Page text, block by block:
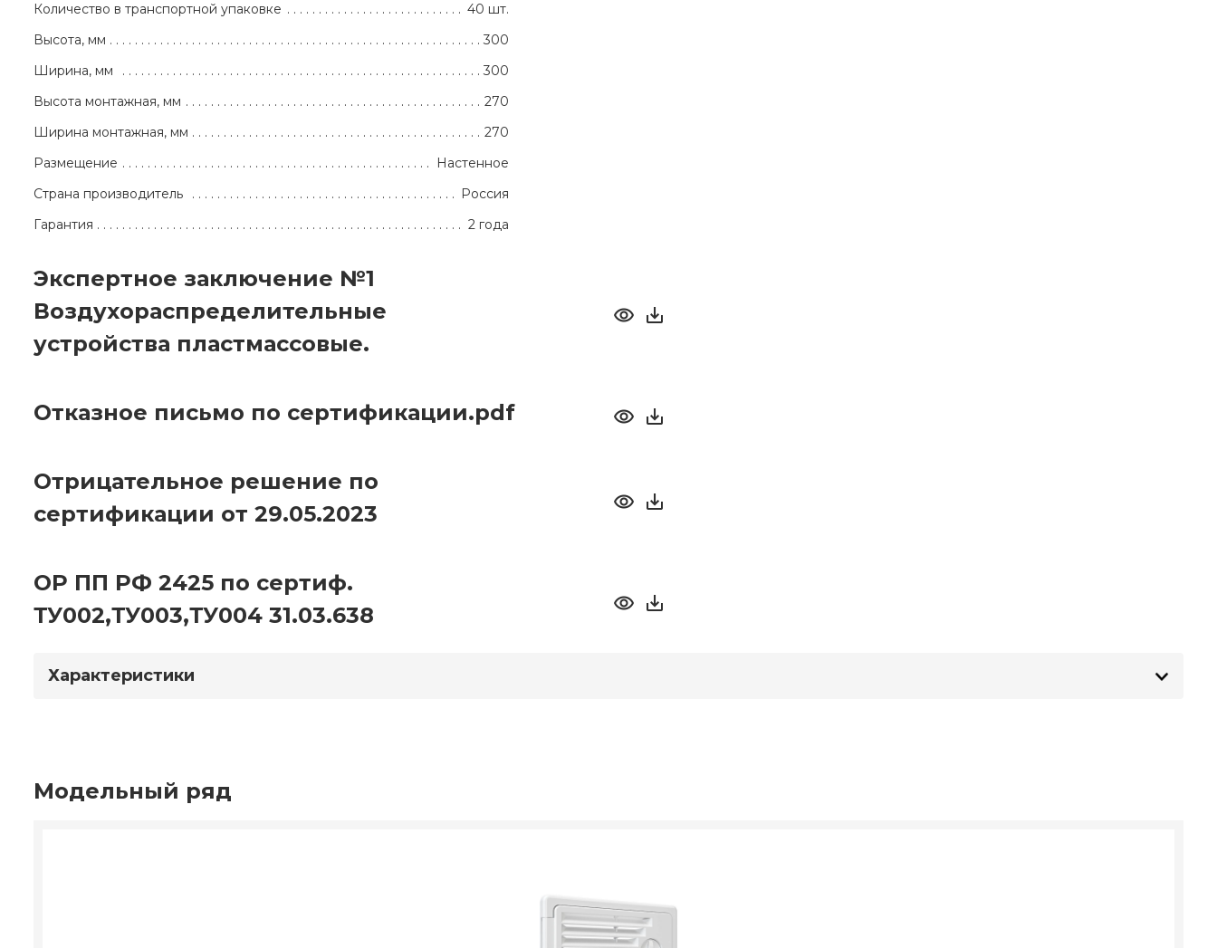
Количество в транспортной упаковке
40 шт.
Высота, мм
300
Ширина, мм
300
Высота монтажная, мм
270
Ширина монтажная, мм
270
Размещение
Настенное
Страна производитель
Россия
Гарантия
2 года
Экспертное заключение №1
Воздухораспределительные
устройства пластмассовые.
Отказное письмо по сертификации.pdf
Отрицательное решение по
сертификации от 29.05.2023
ОР ПП РФ 2425 по сертиф.
ТУ002,ТУ003,ТУ004 31.03.638
Характеристики
Модельный ряд